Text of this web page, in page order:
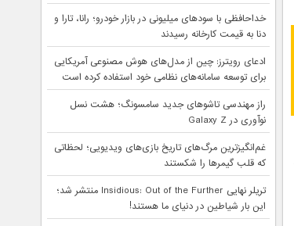
خداحافظی با سودهای میلیونی در بازار خودرو؛ رانا، تارا و
دنا به قیمت کارخانه رسیدند
ادعای رویترز: چین از مدل‌های هوش مصنوعی آمریکایی
برای توسعه سامانه‌های نظامی خود استفاده کرده است
راز مهندسی تاشوهای جدید سامسونگ؛ هشت نسل
نوآوری در Galaxy Z
غم‌انگیزترین مرگ‌های تاریخ بازی‌های ویدیویی؛ لحظاتی
که قلب گیمرها را شکستند
تریلر نهایی Insidious: Out of the Further منتشر شد؛
این بار شیاطین در دنیای ما هستند!